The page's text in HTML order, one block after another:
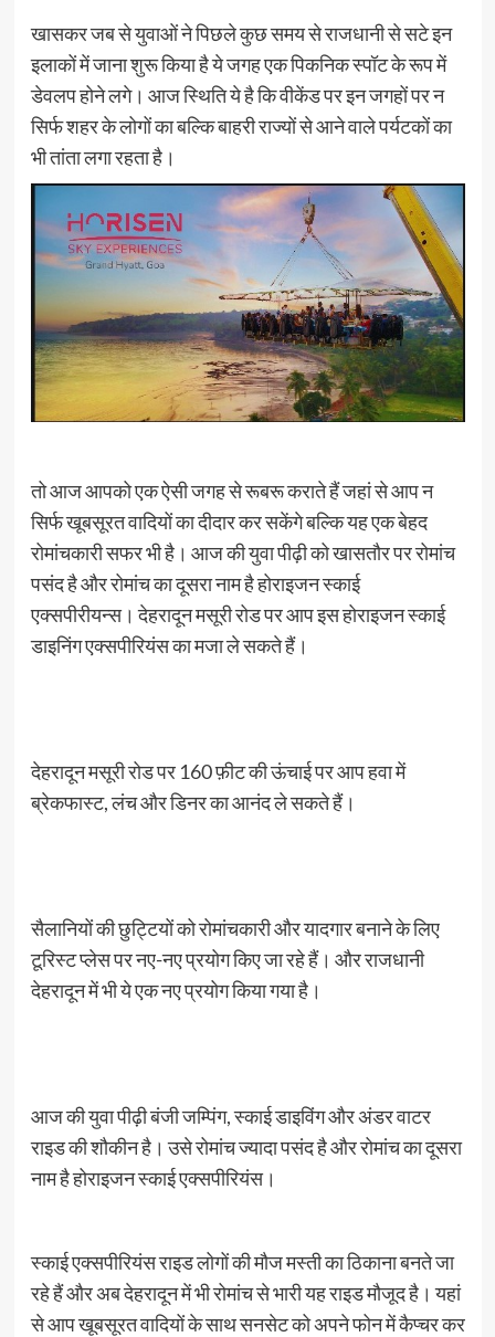
खासकर जब से युवाओं ने पिछले कुछ समय से राजधानी से सटे इन
इलाकों में जाना शुरू किया है ये जगह एक पिकनिक स्पॉट के रूप में
डेवलप होने लगे। आज स्थिति ये है कि वीकेंड पर इन जगहों पर न
सिर्फ शहर के लोगों का बल्कि बाहरी राज्यों से आने वाले पर्यटकों का
भी तांता लगा रहता है।
तो आज आपको एक ऐसी जगह से रूबरू कराते हैं जहां से आप न
सिर्फ खूबसूरत वादियों का दीदार कर सकेंगे बल्कि यह एक बेहद
रोमांचकारी सफर भी है। आज की युवा पीढ़ी को खासतौर पर रोमांच
पसंद है और रोमांच का दूसरा नाम है होराइजन स्काई
एक्सपीरीयन्स। देहरादून मसूरी रोड पर आप इस होराइजन स्काई
डाइनिंग एक्सपीरियंस का मजा ले सकते हैं।
देहरादून मसूरी रोड पर 160 फ़ीट की ऊंचाई पर आप हवा में
ब्रेकफास्ट, लंच और डिनर का आनंद ले सकते हैं।
सैलानियों की छुट्टियों को रोमांचकारी और यादगार बनाने के लिए
टूरिस्ट प्लेस पर नए-नए प्रयोग किए जा रहे हैं। और राजधानी
देहरादून में भी ये एक नए प्रयोग किया गया है।
आज की युवा पीढ़ी बंजी जम्पिंग, स्काई डाइविंग और अंडर वाटर
राइड की शौकीन है। उसे रोमांच ज्यादा पसंद है और रोमांच का दूसरा
नाम है होराइजन स्काई एक्सपीरियंस।
स्काई एक्सपीरियंस राइड लोगों की मौज मस्ती का ठिकाना बनते जा
रहे हैं और अब देहरादून में भी रोमांच से भारी यह राइड मौजूद है। यहां
से आप खूबसूरत वादियों के साथ सनसेट को अपने फोन में कैप्चर कर